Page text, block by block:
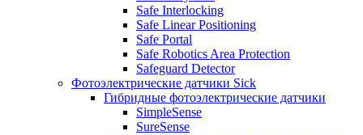
Safe Interlocking
Safe Linear Positioning
Safe Portal
Safe Robotics Area Protection
Safeguard Detector
Фотоэлектрические датчики Sick
Гибридные фотоэлектрические датчики
SimpleSense
SureSense